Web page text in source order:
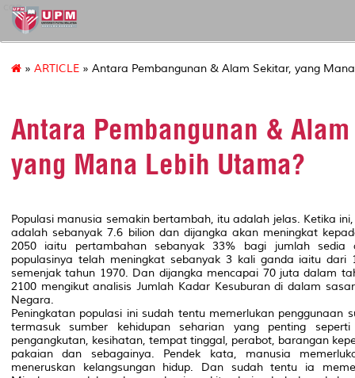
cqa
» ARTICLE » Antara Pembangunan & Alam Sekitar, yang
Antara Pembangunan &
yang Mana Lebih Utama?
Populasi manusia semakin bertambah, itu adalah jelas. Ketika
adalah sebanyak 7.6 bilion dan dijangka akan meningkat
2050 iaitu pertambahan sebanyak 33% bagi jumlah
populasinya telah meningkat sebanyak 3 kali ganda iaitu
semenjak tahun 1970. Dan dijangka mencapai 70 juta dalam
2100 mengikut analisis Jumlah Kadar Kesuburan di dalam
Negara.
Peningkatan populasi ini sudah tentu memerlukan penggunaan
termasuk sumber kehidupan seharian yang penting
pengangkutan, kesihatan, tempat tinggal, perabot, barangan
pakaian dan sebagainya. Pendek kata, manusia
meneruskan kelangsungan hidup. Dan sudah tentu ia